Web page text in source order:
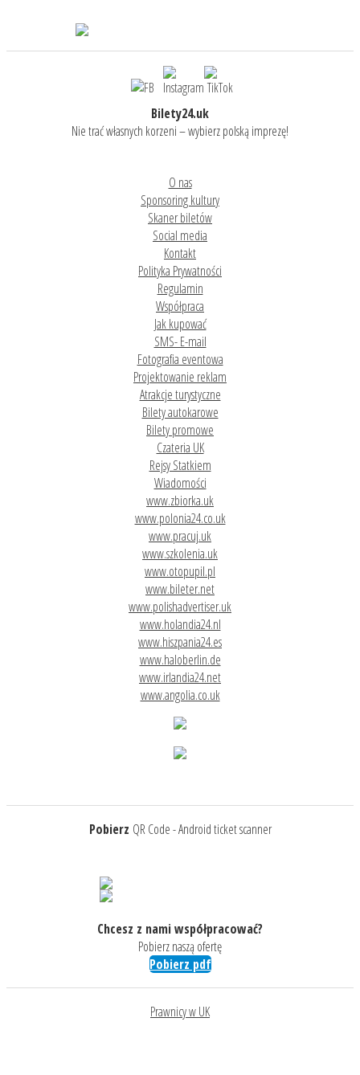
Bilety24.uk
Nie trać własnych korzeni – wybierz polską imprezę!
O nas
Sponsoring kultury
Skaner biletów
Social media
Kontakt
Polityka Prywatności
Regulamin
Współpraca
Jak kupować
SMS- E-mail
Fotografia eventowa
Projektowanie reklam
Atrakcje turystyczne
Bilety autokarowe
Bilety promowe
Czateria UK
Rejsy Statkiem
Wiadomości
www.zbiorka.uk
www.polonia24.co.uk
www.pracuj.uk
www.szkolenia.uk
www.otopupil.pl
www.bileter.net
www.polishadvertiser.uk
www.holandia24.nl
www.hiszpania24.es
www.haloberlin.de
www.irlandia24.net
www.angolia.co.uk
Pobierz QR Code - Android ticket scanner
Chcesz z nami współpracować?
Pobierz naszą ofertę
Pobierz pdf
Prawnicy w UK